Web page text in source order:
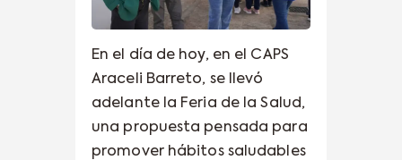
En el día de hoy, en el CAPS
Araceli Barreto, se llevó
adelante la Feria de la Salud,
una propuesta pensada para
promover hábitos saludables